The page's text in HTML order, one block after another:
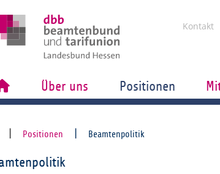
Kontakt
Über uns Positionen
Positionen Beamtenpolitik